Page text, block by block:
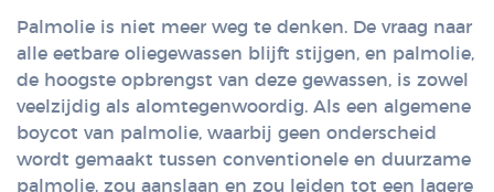
Palmolie is niet meer weg te denken. De vraag naar
alle eetbare oliegewassen blijft stijgen, en palmolie,
de hoogste opbrengst van deze gewassen, is zowel
veelzijdig als alomtegenwoordig. Als een algemene
boycot van palmolie, waarbij geen onderscheid
wordt gemaakt tussen conventionele en duurzame
palmolie, zou aanslaan en zou leiden tot een lagere